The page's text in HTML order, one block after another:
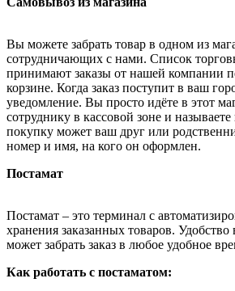
Вы можете забрать товар в одном из
сотрудничающих с нами. Список
принимают заказы от нашей компании
корзине. Когда заказ поступит в ваш
уведомление. Вы просто идёте в этот
сотруднику в кассовой зоне и называете
покупку может ваш друг или
номер и имя, на кого он оформлен.
Постамат
Постамат – это терминал с
хранения заказанных товаров. Удобство
может забрать заказ в любое удобное
Как работать с постаматом: